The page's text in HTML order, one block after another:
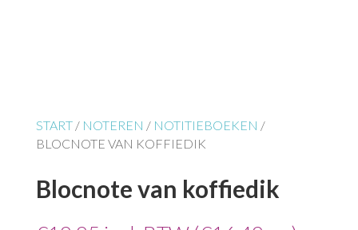
START/ NOTEREN / NOTITIEBOEKEN /
BLOCNOTE VAN KOFFIEDIK
Blocnote van koffiedik